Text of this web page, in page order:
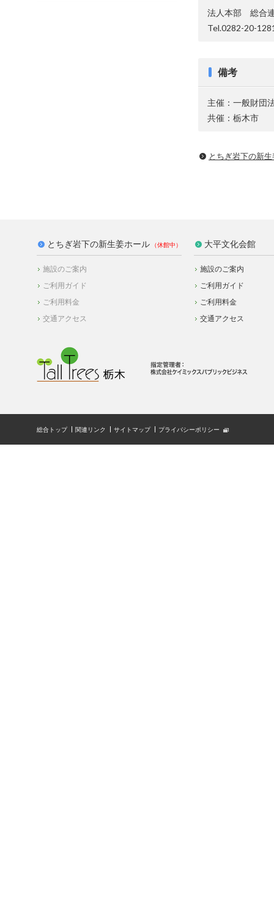
法人本部 総合
Tel.0282-20-
備考
主催：一般財団
共催：栃木市
とちぎ岩下の新
とちぎ岩下の新生姜ホール
施設のご案内
ご利用ガイド
ご利用料金
交通アクセス
大平文化会館
施設のご案内
ご利用ガイド
ご利用料金
交通アクセス
総合トップ 関連リンク サイトマップ プライバシーポリシー